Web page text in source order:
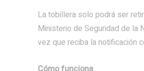
La tobillera solo podrá ser
Ministerio de Seguridad de la
vez que reciba la notificación